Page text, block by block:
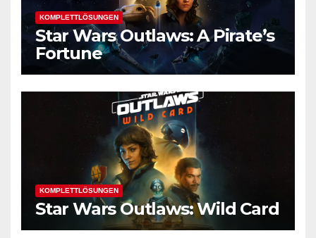
KOMPLETTLÖSUNGEN
Star Wars Outlaws: A Pirate’s
Fortune
KOMPLETTLÖSUNGEN
Star Wars Outlaws: Wild Card